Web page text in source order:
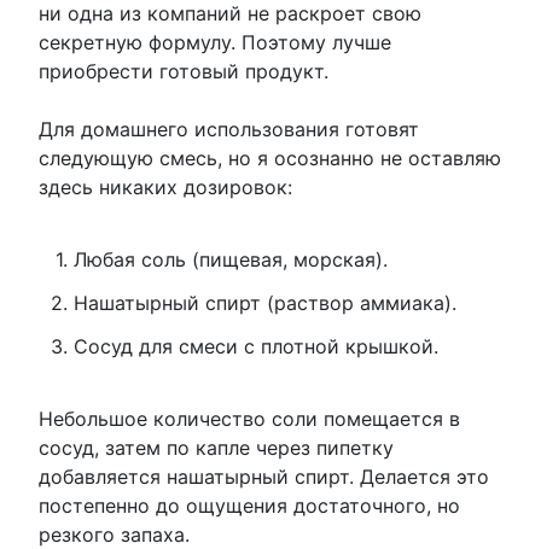
ни одна из компаний не раскроет свою
секретную формулу. Поэтому лучше
приобрести готовый продукт.
Для домашнего использования готовят
следующую смесь, но я осознанно не оставляю
здесь никаких дозировок:
Любая соль (пищевая, морская).
Нашатырный спирт (раствор аммиака).
Сосуд для смеси с плотной крышкой.
Небольшое количество соли помещается в
сосуд, затем по капле через пипетку
добавляется нашатырный спирт. Делается это
постепенно до ощущения достаточного, но
резкого запаха.